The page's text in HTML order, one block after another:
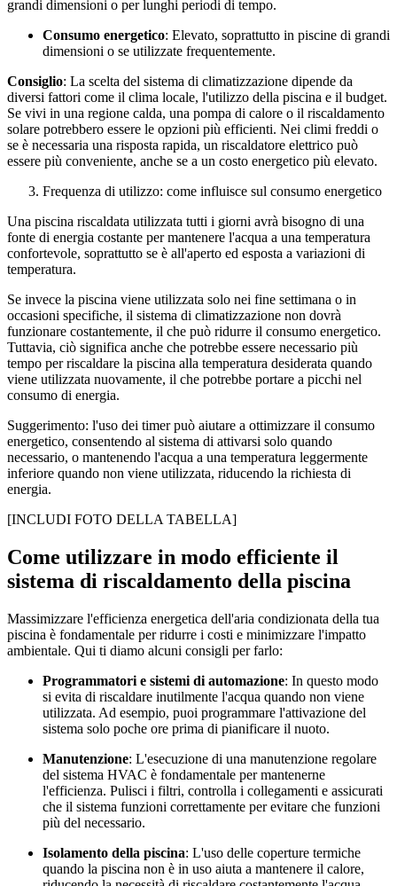
grandi dimensioni o per lunghi periodi di tempo.
Consumo energetico: Elevato, soprattutto in piscine di grandi
dimensioni o se utilizzate frequentemente.
Consiglio: La scelta del sistema di climatizzazione dipende da
diversi fattori come il clima locale, l'utilizzo della piscina e il budget.
Se vivi in ​​una regione calda, una pompa di calore o il riscaldamento
solare potrebbero essere le opzioni più efficienti. Nei climi freddi o
se è necessaria una risposta rapida, un riscaldatore elettrico può
essere più conveniente, anche se a un costo energetico più elevato.
Frequenza di utilizzo: come influisce sul consumo energetico
Una piscina riscaldata utilizzata tutti i giorni avrà bisogno di una
fonte di energia costante per mantenere l'acqua a una temperatura
confortevole, soprattutto se è all'aperto ed esposta a variazioni di
temperatura.
Se invece la piscina viene utilizzata solo nei fine settimana o in
occasioni specifiche, il sistema di climatizzazione non dovrà
funzionare costantemente, il che può ridurre il consumo energetico.
Tuttavia, ciò significa anche che potrebbe essere necessario più
tempo per riscaldare la piscina alla temperatura desiderata quando
viene utilizzata nuovamente, il che potrebbe portare a picchi nel
consumo di energia.
Suggerimento: l'uso dei timer può aiutare a ottimizzare il consumo
energetico, consentendo al sistema di attivarsi solo quando
necessario, o mantenendo l'acqua a una temperatura leggermente
inferiore quando non viene utilizzata, riducendo la richiesta di
energia.
[INCLUDI FOTO DELLA TABELLA]
Come utilizzare in modo efficiente il
sistema di riscaldamento della piscina
Massimizzare l'efficienza energetica dell'aria condizionata della tua
piscina è fondamentale per ridurre i costi e minimizzare l'impatto
ambientale. Qui ti diamo alcuni consigli per farlo:
Programmatori e sistemi di automazione: In questo modo
si evita di riscaldare inutilmente l'acqua quando non viene
utilizzata. Ad esempio, puoi programmare l'attivazione del
sistema solo poche ore prima di pianificare il nuoto.
Manutenzione: L'esecuzione di una manutenzione regolare
del sistema HVAC è fondamentale per mantenerne
l'efficienza. Pulisci i filtri, controlla i collegamenti e assicurati
che il sistema funzioni correttamente per evitare che funzioni
più del necessario.
Isolamento della piscina: L'uso delle coperture termiche
quando la piscina non è in uso aiuta a mantenere il calore,